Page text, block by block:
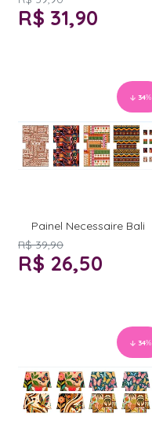
R$ 31,90
34%
Painel Necessaire Bali
R$ 39,90
R$ 26,50
34%